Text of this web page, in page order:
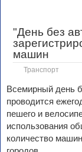
"День без
машин
Транспорт
Всемирный день
проводится
пешего и
использования
количество